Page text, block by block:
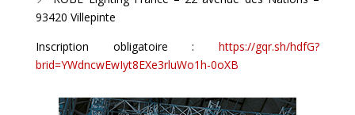
93420 Villepinte
Inscription obligatoire :https://gqr.sh/hdfG?
brid=YWdncwEwIyt8EXe3rluWo1h-0oXB